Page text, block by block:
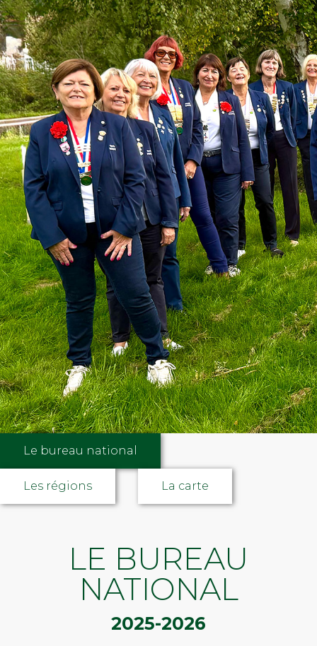
Le bureau national
Les régions La carte
LE BUREAU
NATIONAL
2025-2026